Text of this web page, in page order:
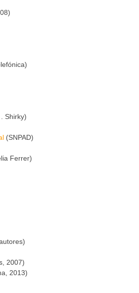
Shirky)
(SNPAD)
Ferrer)
2007)
2013)